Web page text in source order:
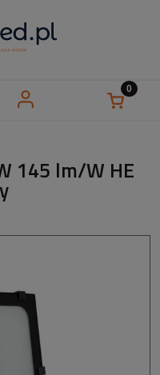
145 lm/W HE